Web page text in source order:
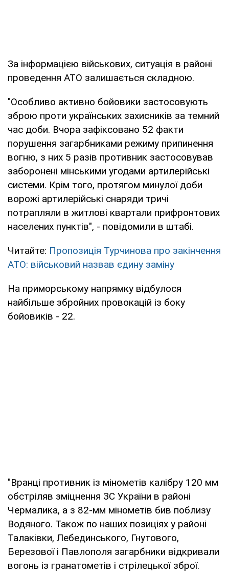
За інформацією військових, ситуація в районі
проведення АТО залишається складною.
"Особливо активно бойовики застосовують
зброю проти українських захисників за темний
час доби. Вчора зафіксовано 52 факти
порушення загарбниками режиму припинення
вогню, з них 5 разів противник застосовував
заборонені мінськими угодами артилерійські
системи. Крім того, протягом минулої доби
ворожі артилерійські снаряди тричі
потрапляли в житлові квартали прифронтових
населених пунктів", - повідомили в штабі.
Читайте: Пропозиція Турчинова про закінчення
АТО: військовий назвав єдину заміну
На приморському напрямку відбулося
найбільше збройних провокацій із боку
бойовиків - 22.
"Вранці противник із мінометів калібру 120 мм
обстріляв зміцнення ЗС України в районі
Чермалика, а з 82-мм мінометів бив поблизу
Водяного. Також по наших позиціях у районі
Талаківки, Лебединського, Гнутового,
Березової і Павлополя загарбники відкривали
вогонь із гранатометів і стрілецької зброї.